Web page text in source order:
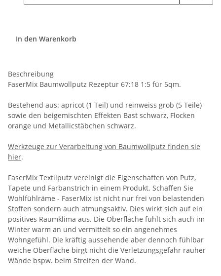
In den Warenkorb
Beschreibung
FaserMix Baumwollputz Rezeptur 67:18 1:5 für 5qm.
Bestehend aus: apricot (1 Teil) und reinweiss grob (5 Teile)
sowie den beigemischten Effekten Bast schwarz, Flocken
orange und Metallicstäbchen schwarz.
Werkzeuge zur Verarbeitung von Baumwollputz finden sie
hier.
FaserMix Textilputz vereinigt die Eigenschaften von Putz,
Tapete und Farbanstrich in einem Produkt. Schaffen Sie
Wohlfühlräme - FaserMix ist nicht nur frei von belastenden
Stoffen sondern auch atmungsaktiv. Dies wirkt sich auf ein
positives Raumklima aus. Die Oberfläche fühlt sich auch im
Winter warm an und vermittelt so ein angenehmes
Wohngefühl. Die kräftig aussehende aber dennoch fühlbar
weiche Oberfläche birgt nicht die Verletzungsgefahr rauher
Wände bspw. beim Streifen der Wand.